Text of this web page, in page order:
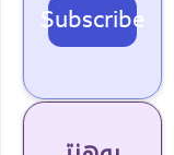
Subscribe